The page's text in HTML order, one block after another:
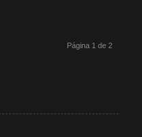
Página 1 de 2